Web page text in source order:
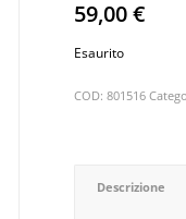
59,00€
Esaurito
COD:801516
Descrizione